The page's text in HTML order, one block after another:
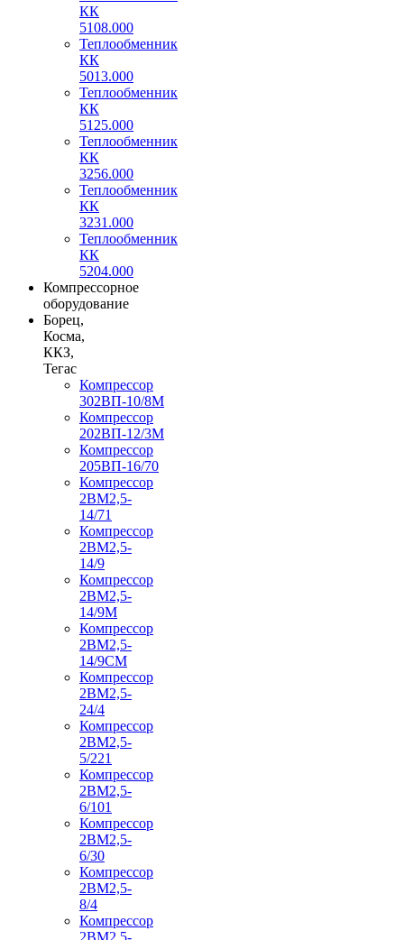
КК
5108.000
Теплообменник
КК
5013.000
Теплообменник
КК
5125.000
Теплообменник
КК
3256.000
Теплообменник
КК
3231.000
Теплообменник
КК
5204.000
Компрессорное
оборудование
Борец,
Косма,
ККЗ,
Тегас
Компрессор
302ВП-10/8М
Компрессор
202ВП-12/3М
Компрессор
205ВП-16/70
Компрессор
2ВМ2,5-
14/71
Компрессор
2ВМ2,5-
14/9
Компрессор
2ВМ2,5-
14/9М
Компрессор
2ВМ2,5-
14/9СМ
Компрессор
2ВМ2,5-
24/4
Компрессор
2ВМ2,5-
5/221
Компрессор
2ВМ2,5-
6/101
Компрессор
2ВМ2,5-
6/30
Компрессор
2ВМ2,5-
8/4
Компрессор
2ВМ2,5-